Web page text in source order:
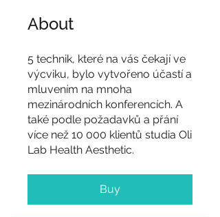
About
5 technik, které na vás čekají ve
výcviku, bylo vytvořeno účastí a
mluvením na mnoha
mezinárodních konferencích. A
také podle požadavků a přání
více než 10 000 klientů studia Oli
Lab Health Aesthetic.
Buy